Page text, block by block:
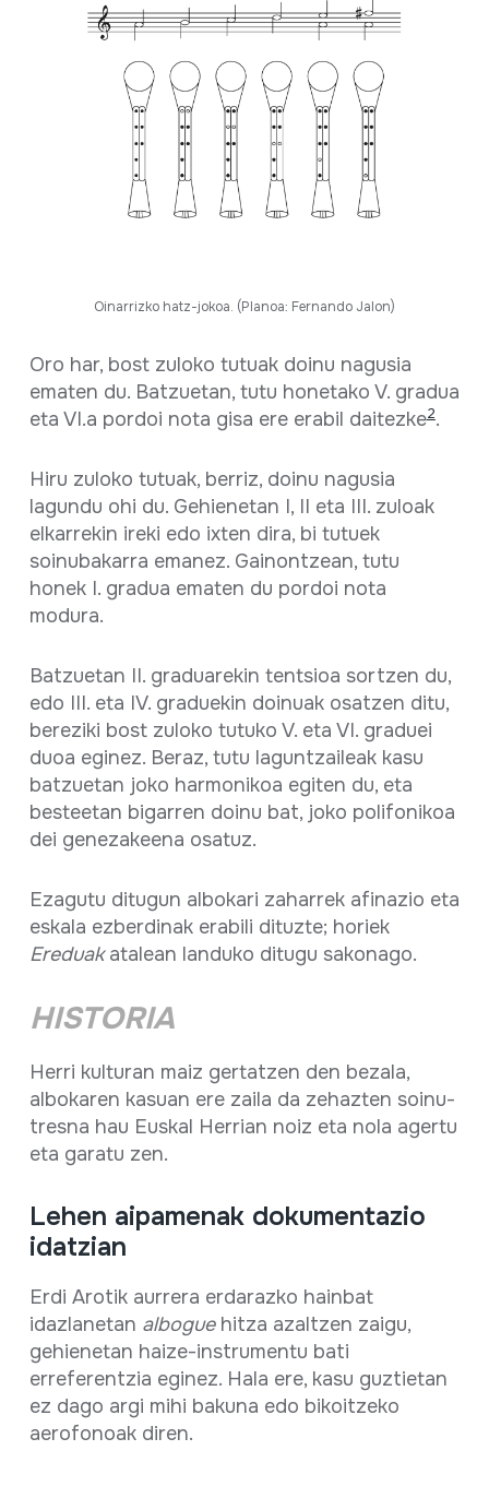
Oinarrizko hatz-jokoa. (Planoa: Fernando Jalon)
Oro har, bost zuloko tutuak doinu nagusia
ematen du. Batzuetan, tutu honetako V. gradua
eta VI.a pordoi nota gisa ere erabil daitezke2.
Hiru zuloko tutuak, berriz, doinu nagusia
lagundu ohi du. Gehienetan I, II eta III. zuloak
elkarrekin ireki edo ixten dira, bi tutuek
soinubakarra emanez. Gainontzean, tutu
honek I. gradua ematen du pordoi nota
modura.
Batzuetan II. graduarekin tentsioa sortzen du,
edo III. eta IV. graduekin doinuak osatzen ditu,
bereziki bost zuloko tutuko V. eta VI. graduei
duoa eginez. Beraz, tutu laguntzaileak kasu
batzuetan joko harmonikoa egiten du, eta
besteetan bigarren doinu bat, joko polifonikoa
dei genezakeena osatuz.
Ezagutu ditugun albokari zaharrek afinazio eta
eskala ezberdinak erabili dituzte; horiek
Ereduakatalean landuko ditugu sakonago.
HISTORIA
Herri kulturan maiz gertatzen den bezala,
albokaren kasuan ere zaila da zehazten soinu-
tresna hau Euskal Herrian noiz eta nola agertu
eta garatu zen.
Lehen aipamenak dokumentazio
idatzian
Erdi Arotik aurrera erdarazko hainbat
idazlanetan alboguehitza azaltzen zaigu,
gehienetan haize-instrumentu bati
erreferentzia eginez. Hala ere, kasu guztietan
ez dago argi mihi bakuna edo bikoitzeko
aerofonoak diren.